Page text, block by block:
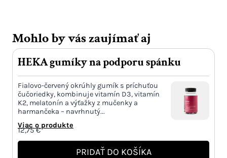
Mohlo by vás zaujímať aj
HEKA gumíky na podporu spánku
Fialovo-červený okrúhly gumík s príchuťou
čučoriedky, kombinuje vitamín D3, vitamín
K2, melatonín a výťažky z mučenky a
harmančeka – navrhnutý...
Viac o produkte
12,75€
PRIDAŤ DO KOŠÍKA